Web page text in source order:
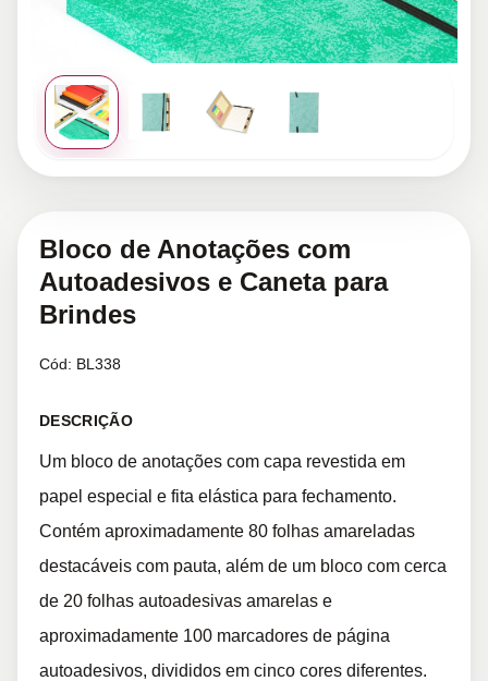
Bloco de Anotações com
Autoadesivos e Caneta para
Brindes
Cód: BL338
DESCRIÇÃO
Um bloco de anotações com capa revestida em
papel especial e fita elástica para fechamento.
Contém aproximadamente 80 folhas amareladas
destacáveis com pauta, além de um bloco com cerca
de 20 folhas autoadesivas amarelas e
aproximadamente 100 marcadores de página
autoadesivos, divididos em cinco cores diferentes.